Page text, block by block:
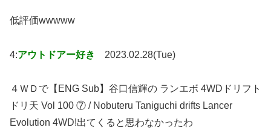
低評価wwwww
4:アウトドアー好き 2023.02.28(Tue)
４ＷＤで【ENG Sub】谷口信輝の ランエボ 4WDドリフト
ドリ天 Vol 100 ⑦ / Nobuteru Taniguchi drifts Lancer
Evolution 4WD!出てくると思わなかったわ